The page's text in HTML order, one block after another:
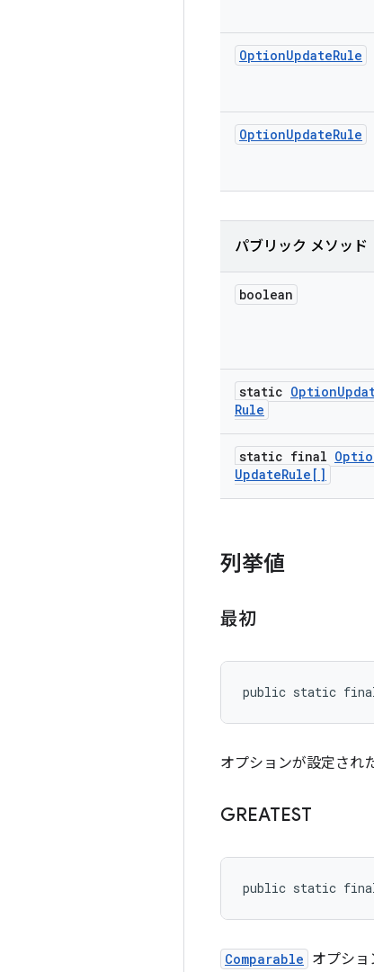
OptionUpdateRule
OptionUpdateRule
パブリック メソッド
boolean
static Option
Rule
static final
UpdateRule[]
列挙値
最初
public static
オプションが設定され
GREATEST
public static
Comparable オプショ